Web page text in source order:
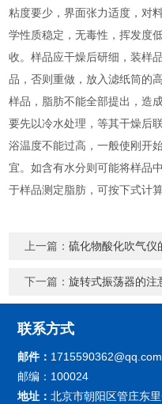
粘度要少，界面张力适度，对
学性质稳定，无毒性，挥发度
收。样品应干燥后研细，装样
品，否则重做，放入滤纸筒的
样品，脂肪不能全部提出，造
要先以冷水处理，等其干燥后
浴温度不能过高，一般使刚开
宜。如含有水分则可能将样品
于样品测定脂肪，可按下式计
上一篇：硫化物酸化吹气仪
下一篇：旋转式振荡器的注
联系方式
邮件： 1715590362@qq.com
邮编：100024
地址：北京市朝阳区管庄东